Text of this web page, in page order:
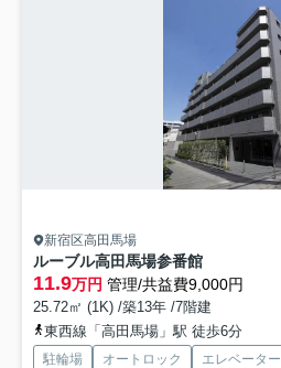
新宿区高田馬場
ルーブル高田馬場参番館
11.9万円 管理/共益費9,000円
25.72㎡ (1K) /築13年 /7階建
東西線「高田馬場」駅 徒歩6分
駐輪場 オートロック エレベーター